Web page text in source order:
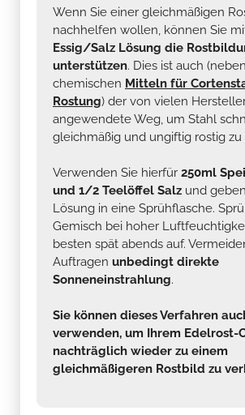
Wenn Sie einer gleichmäßigen
nachhelfen wollen, können Sie
Essig/Salz Lösung die
unterstützen. Dies ist auch
chemischen Mitteln für
Rostung) der von vielen
angewendete Weg, um Stahl
gleichmäßig und ungiftig rostig zu
Verwenden Sie hierfür 250ml
und 1/2 Teelöffel Salz und
Lösung in eine Sprühflasche.
Gemisch bei hoher
besten spät abends auf.
Auftragen unbedingt direkte
Sonneneinstrahlung.
Sie können dieses Verfahren
verwenden, um Ihrem Edelrost-
nachträglich wieder zu einem
gleichmäßigeren Rostbild zu